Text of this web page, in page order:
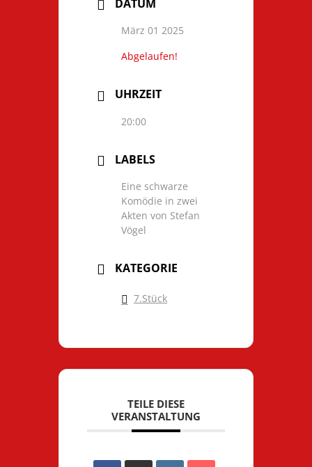
DATUM
März 01 2025
Abgelaufen!
UHRZEIT
20:00
LABELS
Eine schwarze
Komödie in zwei
Akten von Stefan
Vögel
KATEGORIE
7.Stück
TEILE DIESE
VERANSTALTUNG